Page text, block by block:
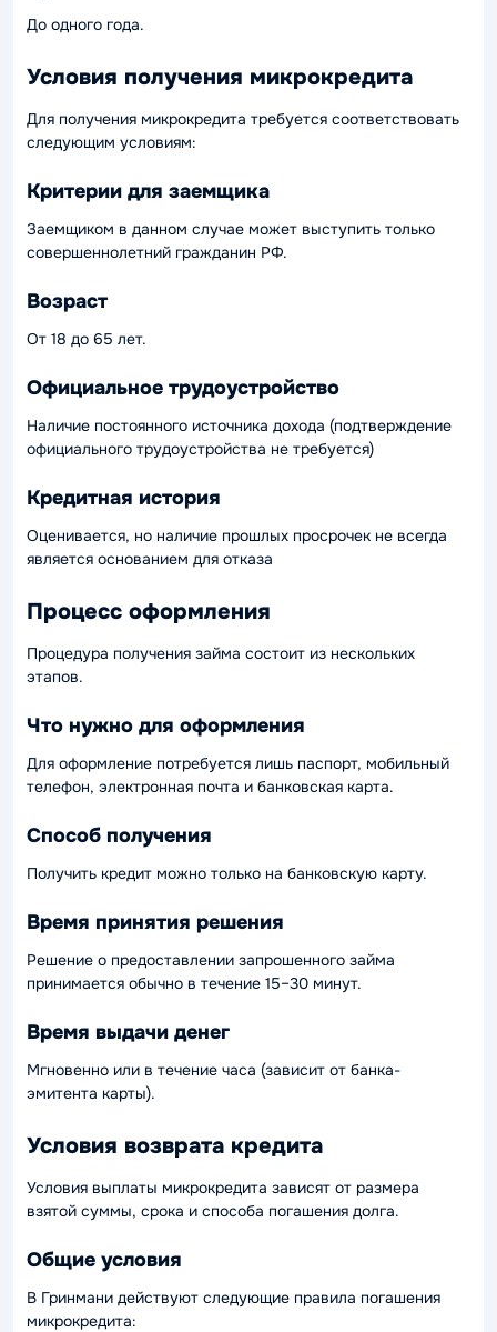
До одного года.
Условия получения микрокредита
Для получения микрокредита требуется соответствовать
следующим условиям:
Критерии для заемщика
Заемщиком в данном случае может выступить только
совершеннолетний гражданин РФ.
Возраст
От 18 до 65 лет.
Официальное трудоустройство
Наличие постоянного источника дохода (подтверждение
официального трудоустройства не требуется)
Кредитная история
Оценивается, но наличие прошлых просрочек не всегда
является основанием для отказа
Процесс оформления
Процедура получения займа состоит из нескольких
этапов.
Что нужно для оформления
Для оформление потребуется лишь паспорт, мобильный
телефон, электронная почта и банковская карта.
Способ получения
Получить кредит можно только на банковскую карту.
Время принятия решения
Решение о предоставлении запрошенного займа
принимается обычно в течение 15–30 минут.
Время выдачи денег
Мгновенно или в течение часа (зависит от банка-
эмитента карты).
Условия возврата кредита
Условия выплаты микрокредита зависят от размера
взятой суммы, срока и способа погашения долга.
Общие условия
В Гринмани действуют следующие правила погашения
микрокредита: